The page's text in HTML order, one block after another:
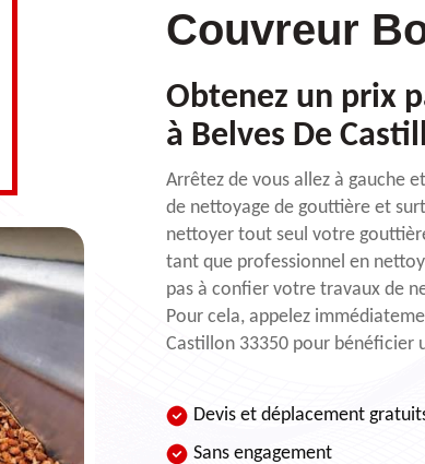
Couvreur
Obtenez un prix
à Belves De
Arrêtez de vous allez à gauche
de nettoyage de gouttière et
nettoyer tout seul votre
tant que professionnel en
pas à confier votre travaux de
Pour cela, appelez
Castillon 33350 pour bénéficier
Devis et déplacement
Sans engagement